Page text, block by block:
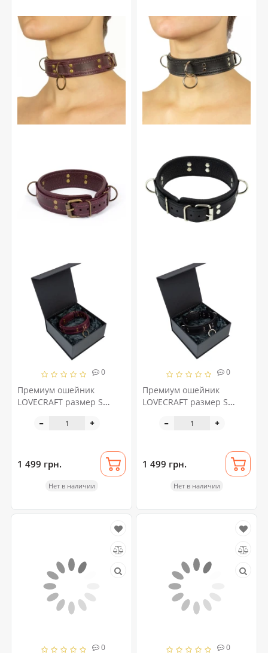
0
Премиум ошейник
LOVECRAFT размер S
натуральная кожа, в
1 499 грн.
Нет в наличии
0
Премиум ошейник
LOVECRAFT размер S
кожа, в подарочной
1 499 грн.
Нет в наличии
0 0